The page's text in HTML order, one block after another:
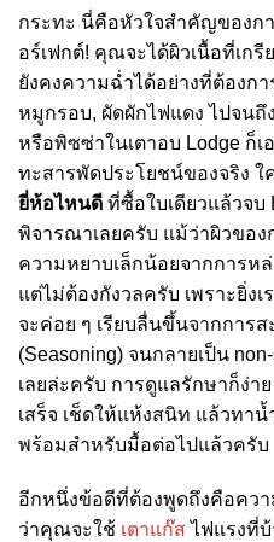
กระทะ นี่คือหัวใจสำคัญของก
อร์เฟกต์! คุณจะได้ผิวเนื้อที่เก
ยังคงความฉ่ำได้อย่างที่ต้องก
หมูกรอบ, ผัดผักไฟแดง ไปจน
หรือพิซซ่าในเตาอบ Lodge ก็เ
ทะสารพัดประโยชน์ของจริง ใ
ยี่ห้อไหนดี ที่ซื้อใบเดียวแล้วจ
พิจารณาเลยครับ แม้ว่าผิวของ
ความหยาบเล็กน้อยจากการห
แต่ไม่ต้องกังวลครับ เพราะยิ่ง
จะค่อย ๆ เรียบลื่นขึ้นจากการ
(Seasoning) จนกลายเป็น
เลยล่ะครับ การดูแลรักษาก็ง่า
เสร็จ เช็ดให้แห้งสนิท แล้วทา
พร้อมสำหรับมื้อต่อไปแล้วครับ
อีกหนึ่งข้อดีที่ต้องพูดถึงคือคว
ว่าคุณจะใช้ เตาแก๊สไฟแรงที่